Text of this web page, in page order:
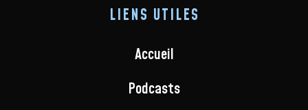
LIENS UTILES
Accueil
Podcasts